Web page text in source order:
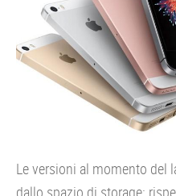
Le versioni al momento del
dallo spazio di storage: